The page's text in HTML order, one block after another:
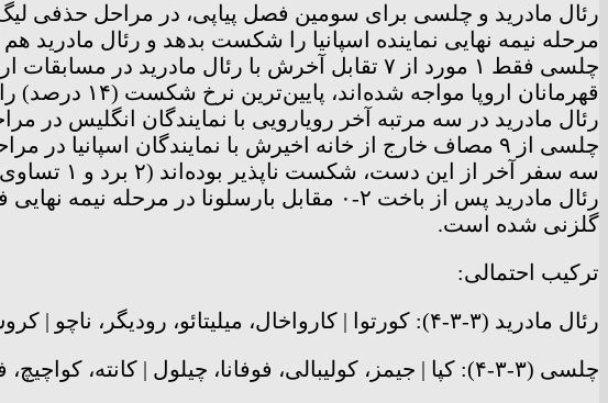
مرحله نیمه نهایی نماینده اسپانیا را شکست بدهد و رئال مادرید هم پس از پیروزی در مرحله
قهرمانان اروپا مواجه شده‌اند، پایین‌ترین نرخ شکست (۱۴ درصد) را دارند
رئال مادرید در سه مرتبه آخر رویارویی با نمایندگان انگلیس
سه سفر آخر از این دست، شکست ناپذیر بوده‌اند (۲ برد و ۱ تساوی)
گلزنی شده است.
ترکیب احتمالی:
رئال مادرید (۳-۳-۴): کورتوا | کارواخال، میلیتائو، رودیگر، ناچو | کروس، شوامنی، مودریچ | وینیسیوس، بنزما و والورده
چلسی (۳-۳-۴): کپا | جیمز، کولیبالی، فوفانا، چیلول | کانته، کواچیچ، فرناندز | فلیکس، استرلینگ و هاورتس